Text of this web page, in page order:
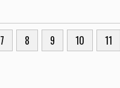
7 8 9 10
11